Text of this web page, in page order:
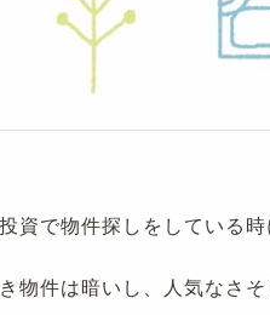
資で物件探しをしている時
き物件は暗いし、人気なさそ